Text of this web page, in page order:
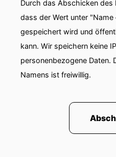
Butterbrottüten, Kerzen,
Studentenfutter. Und
Gemüseabteilung.
alles?
00:01:55: Gerhard
und Gemüse, was das
Gemüse, sodass auch
00:02:10: Corinna Ich
Durch das Abschicken des
dass der Wert unter
gespeichert wird und
kann. Wir speichern keine
personenbezogene Daten.
Namens ist freiwillig.